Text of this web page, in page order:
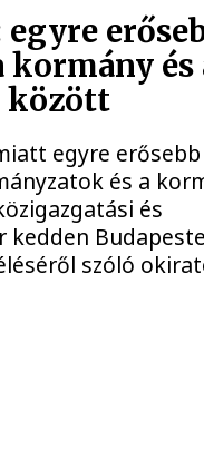
és
között
egyre erősebb
és a
és
szóló